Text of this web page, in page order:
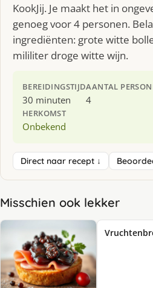
KookJij. Je maakt het in
genoeg voor 4 personen.
ingrediënten: grote witte
mililiter droge witte wijn.
BEREIDINGSTIJD
30 minuten
AANTAL
4
HERKOMST
Onbekend
Direct naar recept ↓
Misschien ook lekker